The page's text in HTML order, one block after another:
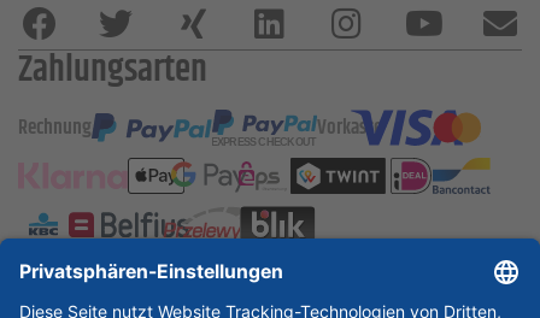
Zahlungsarten
Rechnung Vorkasse
ESSKA International
new